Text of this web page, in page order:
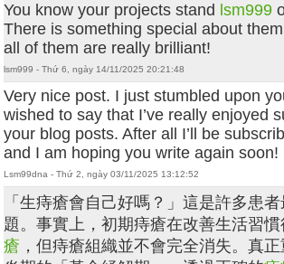
You know your projects stand lsm999
There is something special about
all of them are really brilliant!
lsm999 - Thứ 6, ngày 14/11/2025 20:21:48
Very nice post. I just stumbled upon
wished to say that I’ve really enjoyed
your blog posts. After all I’ll be
and I am hoping you write again soon!
Lsm99dna - Thứ 2, ngày 03/11/2025 13:12:52
「生痔瘡會自己好嗎？」這是許多患
題。事實上，初期痔瘡在改善生活習
瘡 ，但痔瘡組織並不會完全消失。真